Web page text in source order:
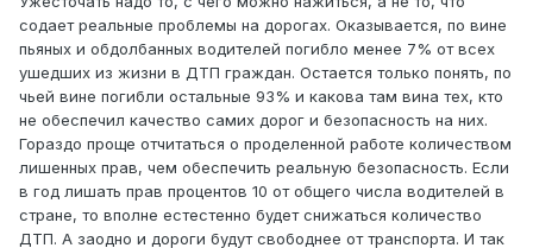
содает реальные проблемы на дорогах. Оказывается, по вине
пьяных и обдолбанных водителей погибло менее 7% от всех
ушедших из жизни в ДТП граждан. Остается только понять, по
чьей вине погибли остальные 93% и какова там вина тех, кто
не обеспечил качество самих дорог и безопасность на них.
Гораздо проще отчитаться о проделенной работе количеством
лишенных прав, чем обеспечить реальную безопасность. Если
в год лишать прав процентов 10 от общего числа водителей в
стране, то вполне естестенно будет снижаться количество
ДТП. А заодно и дороги будут свободнее от транспорта. И так